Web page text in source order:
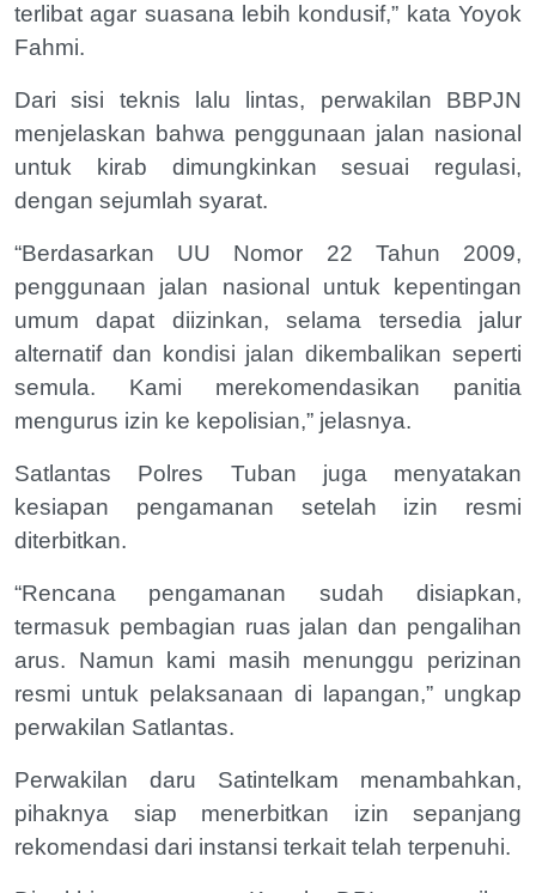
terlibat agar suasana lebih kondusif,” kata Yoyok
Fahmi.
Dari sisi teknis lalu lintas, perwakilan BBPJN
menjelaskan bahwa penggunaan jalan nasional
untuk kirab dimungkinkan sesuai regulasi,
dengan sejumlah syarat.
“Berdasarkan UU Nomor 22 Tahun 2009,
penggunaan jalan nasional untuk kepentingan
umum dapat diizinkan, selama tersedia jalur
alternatif dan kondisi jalan dikembalikan seperti
semula. Kami merekomendasikan panitia
mengurus izin ke kepolisian,” jelasnya.
Satlantas Polres Tuban juga menyatakan
kesiapan pengamanan setelah izin resmi
diterbitkan.
“Rencana pengamanan sudah disiapkan,
termasuk pembagian ruas jalan dan pengalihan
arus. Namun kami masih menunggu perizinan
resmi untuk pelaksanaan di lapangan,” ungkap
perwakilan Satlantas.
Perwakilan daru Satintelkam menambahkan,
pihaknya siap menerbitkan izin sepanjang
rekomendasi dari instansi terkait telah terpenuhi.